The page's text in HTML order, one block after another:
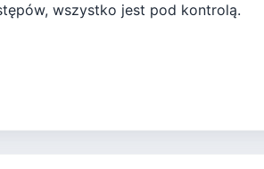
wszystko jest pod kontrolą.